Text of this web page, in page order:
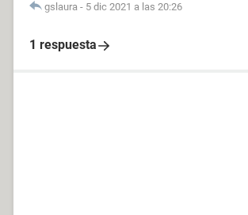
gslaura - 5 dic 2021 a las 20:26
1 respuesta